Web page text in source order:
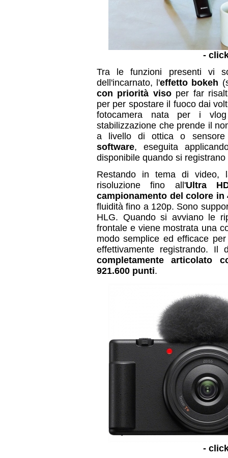
-
Tra le funzioni presenti vi
dell'incarnato, l'effetto bokeh
con priorità visoper far
per per spostare il fuoco dai
fotocamera nata per i
stabilizzazione che prende il
a livello di ottica o
software, eseguita
disponibile quando si
Restando in tema di video,
risoluzione fino all'Ultra
campionamento del colore in
fluidità fino a 120p. Sono
HLG. Quando si avviano le
frontale e viene mostrata una
modo semplice ed efficace
effettivamente registrando.
completamente articolato
921.600 punti.
-